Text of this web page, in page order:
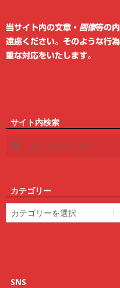
当サイト内の文章・ 画像等の
遠慮ください。そのような行
重な対応をいたします。
サイト内検索
Search
カテゴリー
テ
SNS